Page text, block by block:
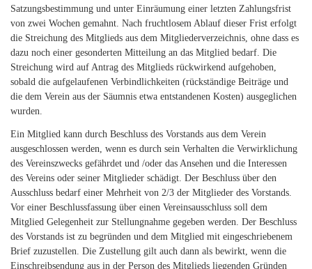
Satzungsbestimmung und unter Einräumung einer letzten Zahlungsfrist
von zwei Wochen gemahnt. Nach fruchtlosem Ablauf dieser Frist erfolgt
die Streichung des Mitglieds aus dem Mitgliederverzeichnis, ohne dass es
dazu noch einer gesonderten Mitteilung an das Mitglied bedarf. Die
Streichung wird auf Antrag des Mitglieds rückwirkend aufgehoben,
sobald die aufgelaufenen Verbindlichkeiten (rückständige Beiträge und
die dem Verein aus der Säumnis etwa entstandenen Kosten) ausgeglichen
wurden.
Ein Mitglied kann durch Beschluss des Vorstands aus dem Verein
ausgeschlossen werden, wenn es durch sein Verhalten die Verwirklichung
des Vereinszwecks gefährdet und /oder das Ansehen und die Interessen
des Vereins oder seiner Mitglieder schädigt. Der Beschluss über den
Ausschluss bedarf einer Mehrheit von 2/3 der Mitglieder des Vorstands.
Vor einer Beschlussfassung über einen Vereinsausschluss soll dem
Mitglied Gelegenheit zur Stellungnahme gegeben werden. Der Beschluss
des Vorstands ist zu begründen und dem Mitglied mit eingeschriebenem
Brief zuzustellen. Die Zustellung gilt auch dann als bewirkt, wenn die
Einschreibsendung aus in der Person des Mitglieds liegenden Gründen